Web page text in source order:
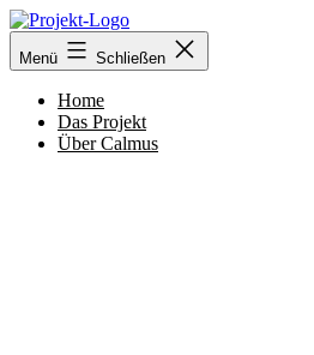
Zum
Inhalt
springen
Calmus
Ensemble
Menü Schließen
Home
Das Projekt
Über Calmus